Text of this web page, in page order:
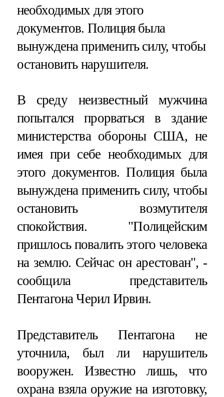
необходимых для этого
документов. Полиция была
вынуждена применить силу, чтобы
остановить нарушителя.
В среду неизвестный мужчина
попытался прорваться в здание
министерства обороны США, не
имея при себе необходимых для
этого документов. Полиция была
вынуждена применить силу, чтобы
остановить возмутителя
спокойствия. "Полицейским
пришлось повалить этого человека
на землю. Сейчас он арестован", -
сообщила представитель
Пентагона Черил Ирвин.
Представитель Пентагона не
уточнила, был ли нарушитель
вооружен. Известно лишь, что
охрана взяла оружие на изготовку,